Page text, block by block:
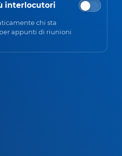
interlocutori
chi sta
appunti di riunioni